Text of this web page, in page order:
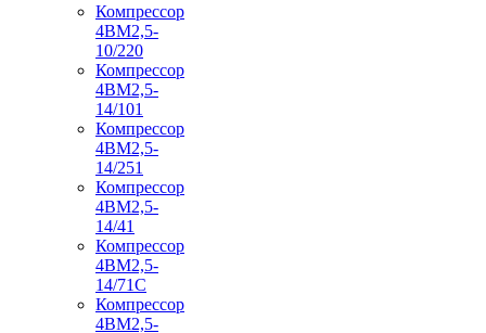
Компрессор
4ВМ2,5-
10/220
Компрессор
4ВМ2,5-
14/101
Компрессор
4ВМ2,5-
14/251
Компрессор
4ВМ2,5-
14/41
Компрессор
4ВМ2,5-
14/71C
Компрессор
4ВМ2,5-